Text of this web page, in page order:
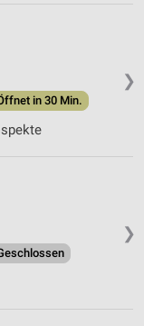
❯
in 30 Min.
❯